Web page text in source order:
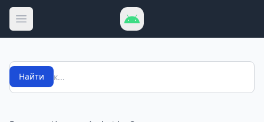
Открыть меню
Поиск
Найти